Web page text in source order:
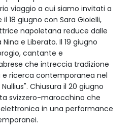
viaggio a cui siamo invitati a
18 giugno con Sara Gioielli,
napoletana reduce dalle
e Liberato. Il 19 giugno
cantante e
che intreccia tradizione
ricerca contemporanea nel
Chiusura il 20 giugno
svizzero-marocchino che
in una performance